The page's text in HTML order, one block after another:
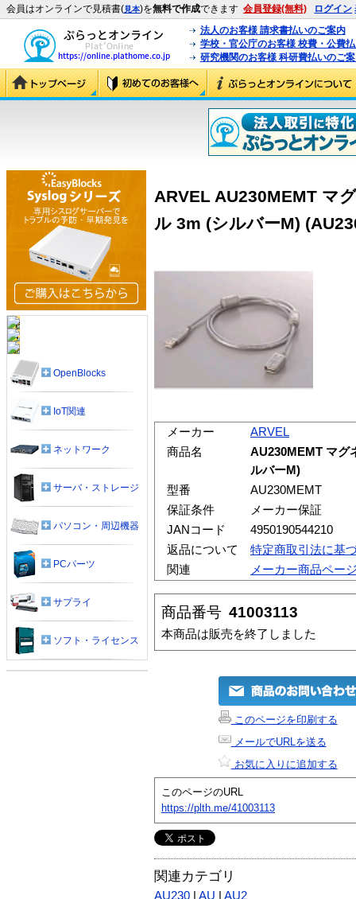
会員はオンラインで見積書(見本)を無料で作成できます 会員登録(無料) ログイン
法人のお客様 請求書払いのご案内
学校・官公庁のお客様 校費・公費
研究機関のお客様 科研費払いのご
ARVEL AU230MEMT マ
ル 3m (シルバーM)
メーカー
ARVEL
商品名
AU230MEMT マグ
ルバーM)
型番
AU230MEMT
保証条件
メーカー保証
JANコード
4950190544210
返品について
特定商取引法に基
関連
メーカー商品ペー
商品番号 41003113
本商品は販売を終了しました
このページを印刷する
メールでURLを送る
お気に入りに追加する
このページのURL
https://plth.me/41003113
関連カテゴリ
AU230 AU AU2
OpenBlocks
IoT関連
ネットワーク
サーバ・ストレージ
パソコン・周辺機器
PCパーツ
サプライ
ソフト・ライセンス